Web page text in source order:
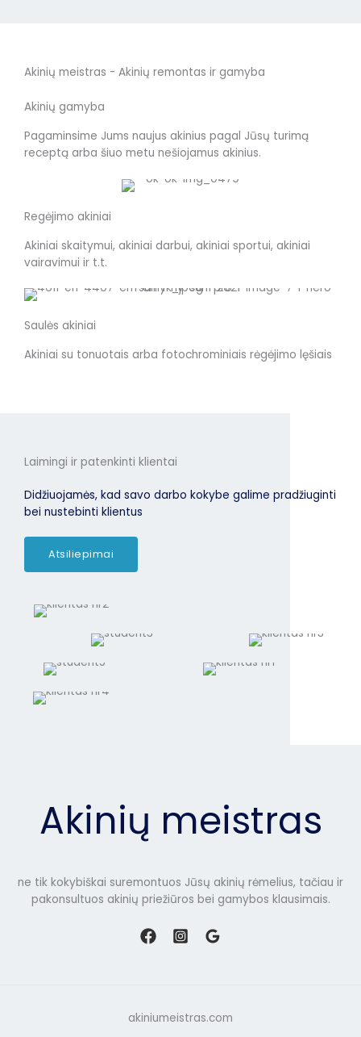
Akinių meistras - Akinių remontas ir gamyba
Akinių gamyba
Pagaminsime Jums naujus akinius pagal Jūsų turimą
receptą arba šiuo metu nešiojamus akinius.
Regėjimo akiniai
Akiniai skaitymui, akiniai darbui, akiniai sportui, akiniai
vairavimui ir t.t.
Saulės akiniai
Akiniai su tonuotais arba fotochrominiais rėgėjimo lęšiais
Laimingi ir patenkinti klientai
Didžiuojamės, kad savo darbo kokybe galime pradžiuginti
bei nustebinti klientus
Atsiliepimai
Akinių meistras
ne tik kokybiškai suremontuos Jūsų akinių rėmelius, tačiau ir
pakonsultuos akinių priežiūros bei gamybos klausimais.
akiniumeistras.com